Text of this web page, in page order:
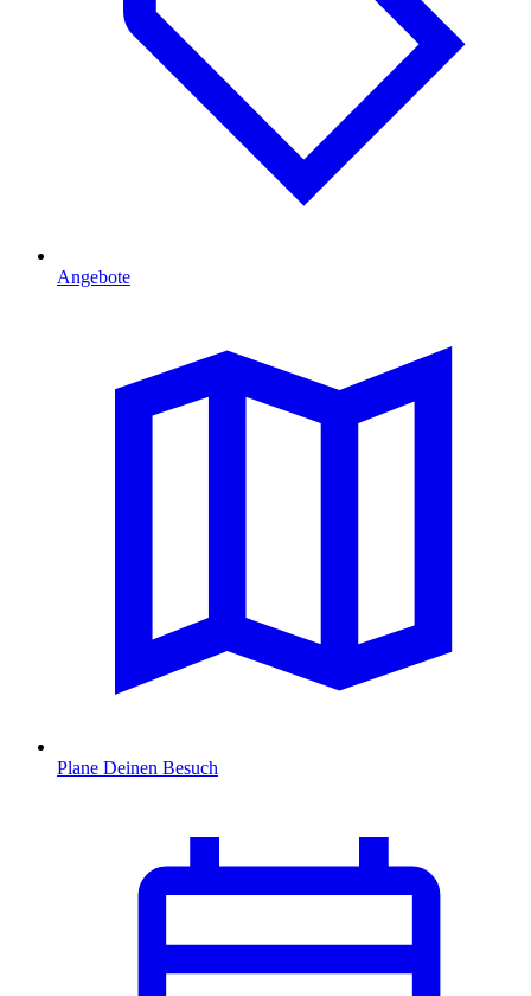
Angebote
Plane Deinen Besuch